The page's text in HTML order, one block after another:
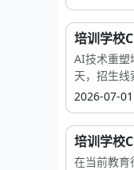
培训学校
AI技术重塑
天，招生线
2026-07-01
培训学校
在当前教育